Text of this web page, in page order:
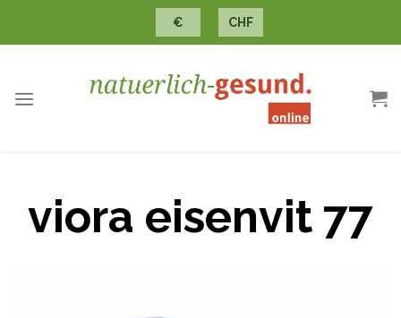
€ CHF
viora eisenvit 77